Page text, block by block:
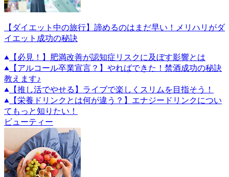
【ダイエット中の旅行】諦めるのはまだ早い！メリハリがダ
イエット成功の秘訣
【必見！】肥満改善が認知症リスクに及ぼす影響とは
【アルコール卒業宣言？】やればできた！禁酒成功の秘訣
教えます♪
【推し活でやせる】ライブで楽しくスリムを目指そう！
【栄養ドリンクとは何が違う？】エナジードリンクについ
てもっと知りたい！
ビューティー